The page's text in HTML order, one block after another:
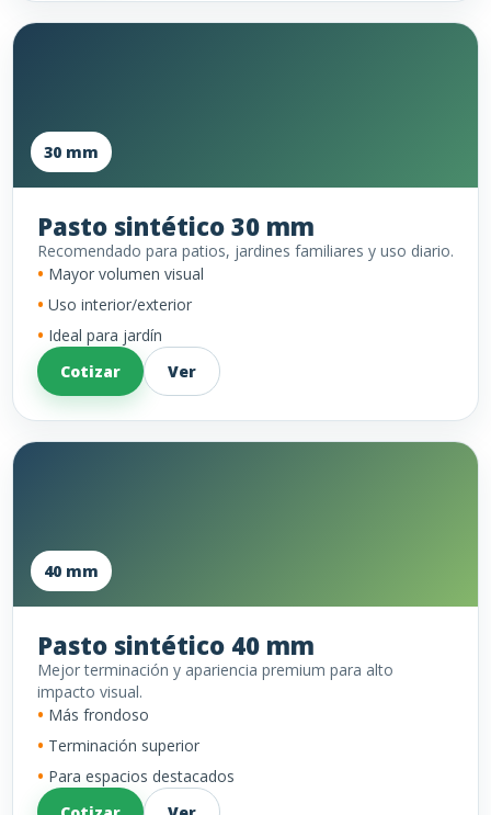
30 mm
Pasto sintético 30 mm
Recomendado para patios, jardines familiares y uso diario.
Mayor volumen visual
Uso interior/exterior
Ideal para jardín
Cotizar
Ver
40 mm
Pasto sintético 40 mm
Mejor terminación y apariencia premium para alto
impacto visual.
Más frondoso
Terminación superior
Para espacios destacados